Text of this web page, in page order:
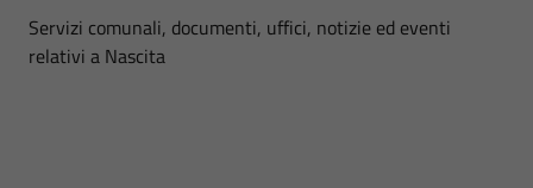
Dettagli dell'argomento
Servizi comunali, documenti, uffici, notizie ed eventi
relativi a Nascita